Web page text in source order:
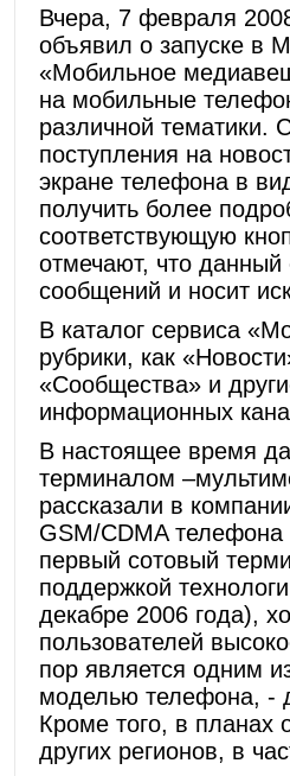
Вчера, 7 февраля
объявил о запуске в
«Мобильное
на мобильные
различной тематики.
поступления на
экране телефона в
получить более
соответствующую
отмечают, что
сообщений и носит
В каталог сервиса
рубрики, как
«Сообщества» и
информационных
В настоящее время
терминалом
рассказали в
GSM/CDMA
первый сотовый
поддержкой
декабре 2006 года),
пользователей
пор является одним
моделью телефона, -
Кроме того, в планах
других регионов, в